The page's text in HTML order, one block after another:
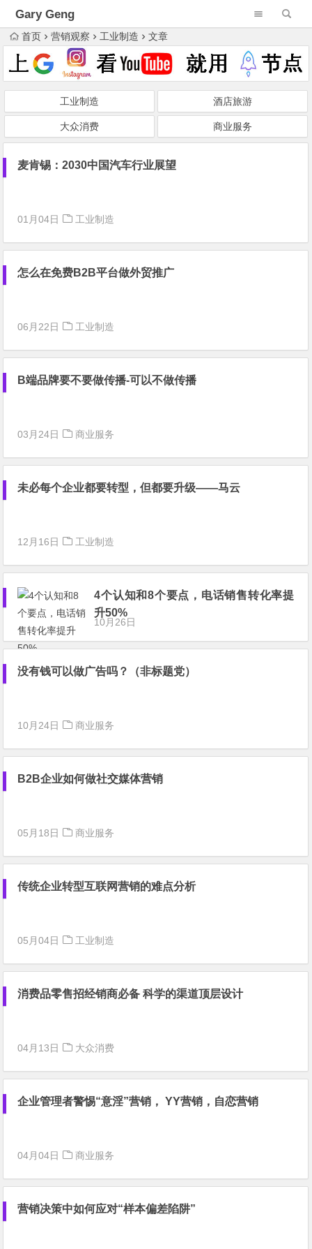
Gary Geng
首页 营销观察 工业制造 文章
工业制造 酒店旅游
大众消费 商业服务
麦肯锡：2030中国汽车行业展望
01月04日 工业制造
怎么在免费B2B平台做外贸推广
06月22日 工业制造
B端品牌要不要做传播-可以不做传播
03月24日 商业服务
未必每个企业都要转型，但都要升级——马云
12月16日 工业制造
4个认知和8个要点，电话销售转化率提
升50%
10月26日
没有钱可以做广告吗？（非标题党）
10月24日 商业服务
B2B企业如何做社交媒体营销
05月18日 商业服务
传统企业转型互联网营销的难点分析
05月04日 工业制造
消费品零售招经销商必备 科学的渠道顶层设计
04月13日 大众消费
企业管理者警惕“意淫”营销， YY营销，自恋营销
04月04日 商业服务
营销决策中如何应对“样本偏差陷阱”